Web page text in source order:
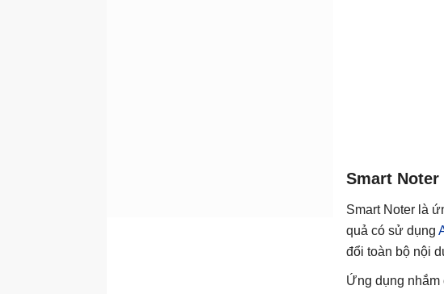
Smart Noter
Smart Noter là
quả có sử dụng
đổi toàn bộ nội
Ứng dụng